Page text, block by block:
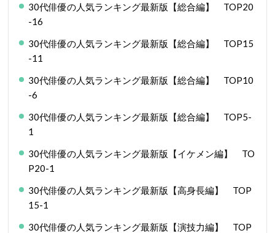
30代俳優の人気ランキング最新版【総合編】 TOP20
-16
30代俳優の人気ランキング最新版【総合編】 TOP15
-11
30代俳優の人気ランキング最新版【総合編】 TOP10
-6
30代俳優の人気ランキング最新版【総合編】 TOP5-
1
30代俳優の人気ランキング最新版【イケメン編】 TO
P20-1
30代俳優の人気ランキング最新版【高身長編】 TOP
15-1
30代俳優の人気ランキング最新版【演技力編】 TOP